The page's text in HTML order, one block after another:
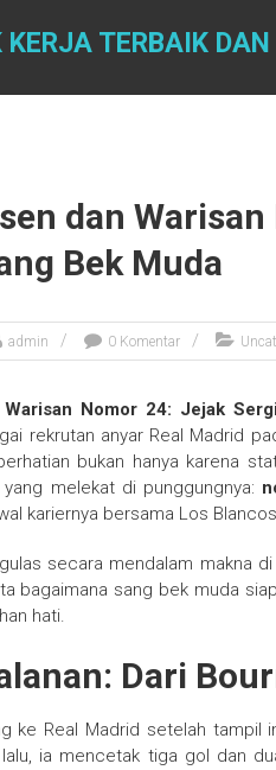
KERJA TERBAIK
dan
Bek Muda
admin 0 Komentar
Nomor 24: Jejak
rekrutan anyar Real Madrid
bukan hanya karena
melekat di punggungnya:
kariernya bersama Los
secara mendalam makna
bagaimana sang bek muda
hati.
Dari
ke Real Madrid setelah
ia mencetak tiga gol dan